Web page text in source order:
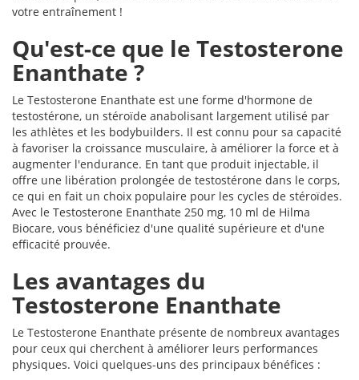
votre entraînement !
Qu'est-ce que le Testosterone
Enanthate ?
Le Testosterone Enanthate est une forme d'hormone de
testostérone, un stéroïde anabolisant largement utilisé par
les athlètes et les bodybuilders. Il est connu pour sa capacité
à favoriser la croissance musculaire, à améliorer la force et à
augmenter l'endurance. En tant que produit injectable, il
offre une libération prolongée de testostérone dans le corps,
ce qui en fait un choix populaire pour les cycles de stéroïdes.
Avec le Testosterone Enanthate 250 mg, 10 ml de Hilma
Biocare, vous bénéficiez d'une qualité supérieure et d'une
efficacité prouvée.
Les avantages du
Testosterone Enanthate
Le Testosterone Enanthate présente de nombreux avantages
pour ceux qui cherchent à améliorer leurs performances
physiques. Voici quelques-uns des principaux bénéfices :